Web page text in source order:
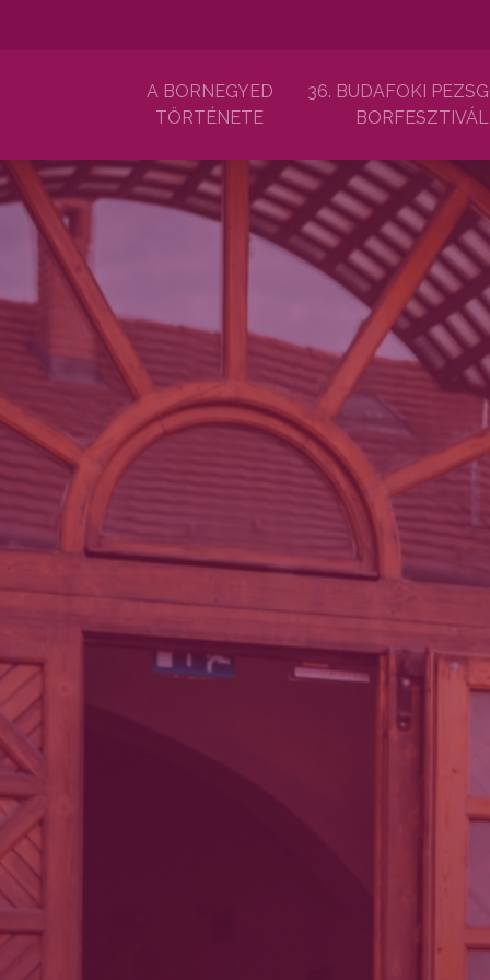
A BORNEGYED
TÖRTÉNETE
36. BUDAFOKI
BORFESZTIVÁL